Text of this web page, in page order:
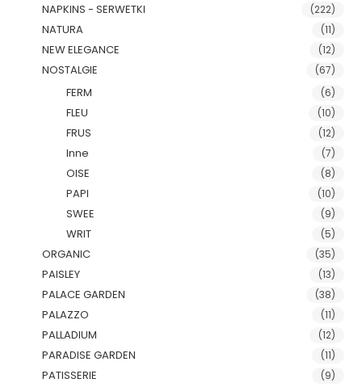
NAPKINS - SERWETKI (222)
NATURA (11)
NEW ELEGANCE (12)
NOSTALGIE (67)
FERM (6)
FLEU (10)
FRUS (12)
Inne (7)
OISE (8)
PAPI (10)
SWEE (9)
WRIT (5)
ORGANIC (35)
PAISLEY (13)
PALACE GARDEN (38)
PALAZZO (11)
PALLADIUM (12)
PARADISE GARDEN (11)
PATISSERIE (9)